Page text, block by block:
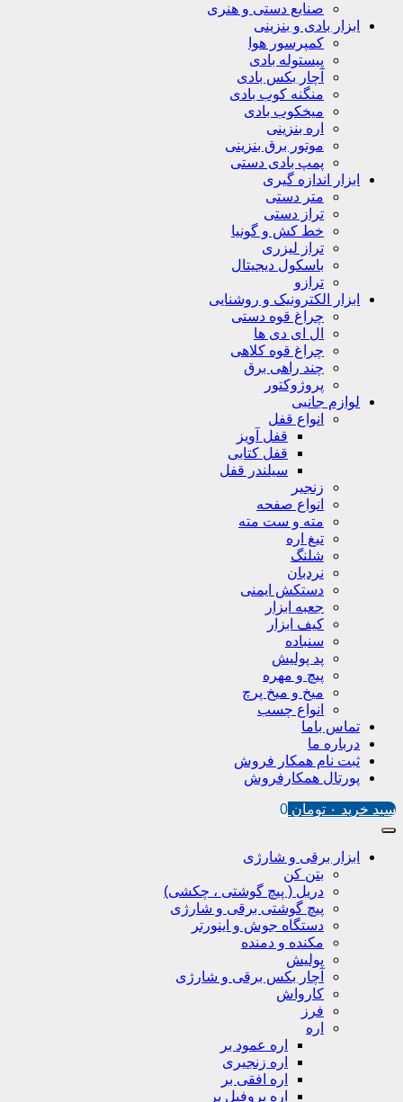
صنایع دستی و هنری
ابزار بادی و بنزینی
کمپرسور هوا
پیستوله بادی
آچار بکس بادی
منگنه کوب بادی
میخکوب بادی
اره بنزینی
موتور برق بنزینی
پمپ بادی دستی
ابزار اندازه گیری
متر دستی
تراز دستی
خط کش و گونیا
تراز لیزری
باسکول دیجیتال
ترازو
ابزار الکترونیک و روشنایی
چراغ قوه دستی
ال ای دی ها
چراغ قوه کلاهی
چند راهی برق
پروژوکتور
لوازم جانبی
انواع قفل
قفل آویز
قفل کتابی
سیلندر قفل
زنجیر
انواع صفحه
مته و ست مته
تیغ اره
شلنگ
نردبان
دستکش ایمنی
جعبه ابزار
کیف ابزار
سنباده
پد پولیش
پیچ و مهره
میخ و میخ پرچ
انواع چسب
تماس باما
درباره ما
ثبت نام همکار فروش
پورتال همکارفروش
سبد خرید ۰ تومان 0
ابزار برقی و شارژی
بتن کن
دریل ( پیچ گوشتی ، چکشی)
پیچ گوشتی برقی و شارژی
دستگاه جوش و اینورتر
مکنده و دمنده
پولیش
آچار بکس برقی و شارژی
کارواش
فرز
اره
اره عمود بر
اره زنجیری
اره افقی بر
اره پروفیل پر